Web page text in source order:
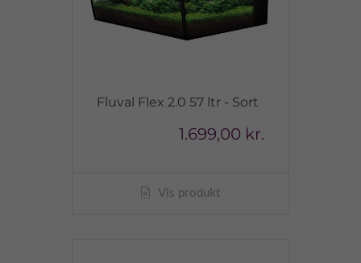
Fluval Flex 2.0 57 ltr - Sort
1.699,00 kr.
Vis produkt